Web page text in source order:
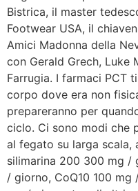
Bistrica, il master
Footwear USA, il
Amici Madonna della
con Gerald Grech, Luke
Farrugia. I farmaci PCT
corpo dove era non
prepareranno per
ciclo. Ci sono modi che
al fegato su larga scala,
silimarina 200 300 mg /
/ giorno, CoQ10 100